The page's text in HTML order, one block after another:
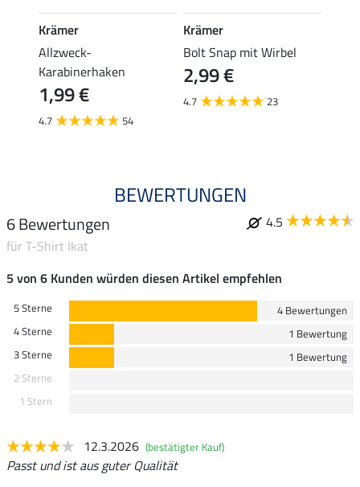
Krämer
Allzweck-
Karabinerhaken
1,99 €
4.7 54
Krämer
Bolt Snap mit Wirbel
2,99 €
4.7 23
BEWERTUNGEN
6 Bewertungen
4.5
für T-Shirt Ikat
5 von 6 Kunden würden diesen Artikel empfehlen
5 Sterne
4 Bewertungen
4 Sterne
1 Bewertung
3 Sterne
1 Bewertung
2 Sterne
1 Stern
12.3.2026 (bestätigter Kauf)
Passt und ist aus guter Qualität